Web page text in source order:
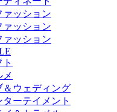
ァッション
ァッション
ァッション
メ
＆ウェディング
ターテイメント